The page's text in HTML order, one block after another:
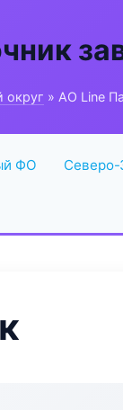
округ » АО Line
ФО